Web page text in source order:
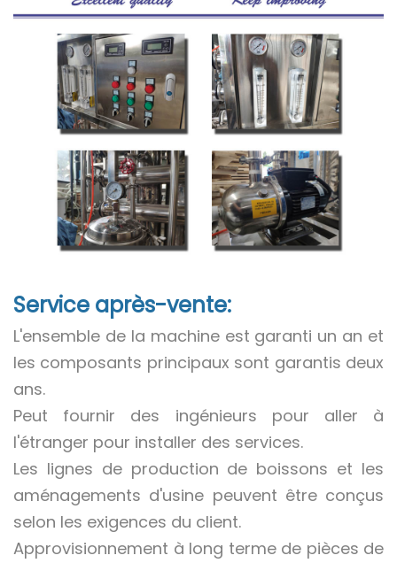
Service après-vente:
L'ensemble de la machine est garanti un an et
les composants principaux sont garantis deux
ans.
Peut fournir des ingénieurs pour aller à
l'étranger pour installer des services.
Les lignes de production de boissons et les
aménagements d'usine peuvent être conçus
selon les exigences du client.
Approvisionnement à long terme de pièces de